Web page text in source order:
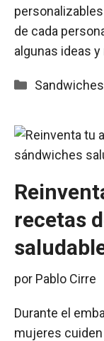
de cada
algunas ideas
Categorías
Sandwiches
recetas
por Pablo Cirre
Durante el
mujeres